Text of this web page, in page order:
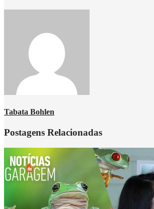
Tabata Bohlen
Postagens Relacionadas